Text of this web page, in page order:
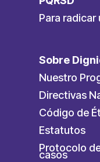
Para radicar
Sobre
Nuestro
Directivas
Código de
Estatutos
Protocolo
casos